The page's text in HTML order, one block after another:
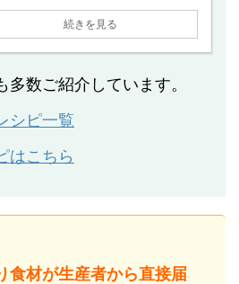
続きを見る
数ご紹介しています。
シピ一覧
はこちら
食材が生産者から直接届